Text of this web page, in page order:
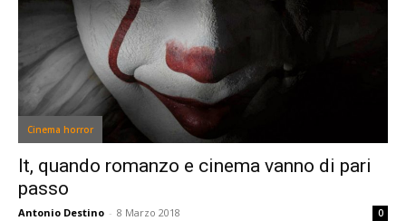
Cinema horror
It, quando romanzo e cinema vanno di pari
passo
Antonio Destino - 8 Marzo 2018 0